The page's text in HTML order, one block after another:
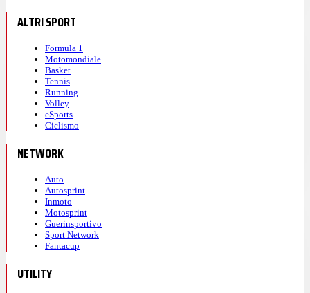
ALTRI SPORT
Formula 1
Motomondiale
Basket
Tennis
Running
Volley
eSports
Ciclismo
NETWORK
Auto
Autosprint
Inmoto
Motosprint
Guerinsportivo
Sport Network
Fantacup
UTILITY